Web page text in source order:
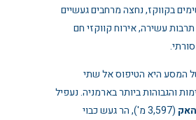
בקווקז, נחצה מרחבים געשיים
עשירה, אירוח קווקזי חם
המסע היא הטיפוס אל שתי
והגבוהות ביותר בארמניה. נעפיל
(3,597 מ'), הר געש כבוי